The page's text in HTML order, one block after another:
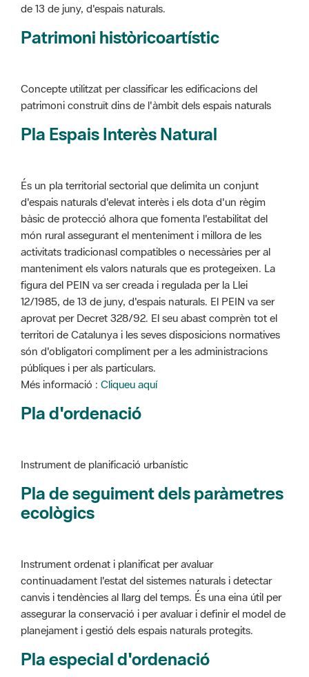
Concepte utilitzat per classificar les edificacions del
Pla Espais Interès Natural
És un pla territorial sectorial que delimita un conjunt
món rural assegurant el menteniment i millora de les
activitats tradicionasl compatibles o necessàries per al
manteniment els valors naturals que es protegeixen. La
figura del PEIN va ser creada i regulada per la Llei
12/1985, de 13 de juny, d'espais naturals. El PEIN va ser
aprovat per Decret 328/92. El seu abast comprèn tot el
territori de Catalunya i les seves disposicions normatives
són d'obligatori compliment per a les administracions
públiques i per als particulars.
Més informació :Cliqueu aquí
Pla d'ordenació
Instrument de planificació urbanístic
ecològics
Instrument ordenat i planificat per avaluar
assegurar la conservació i per avaluar i definir el model de
planejament i gestió dels espais naturals protegits.
Pla especial d'ordenació
Instrument de planificació urbanístic